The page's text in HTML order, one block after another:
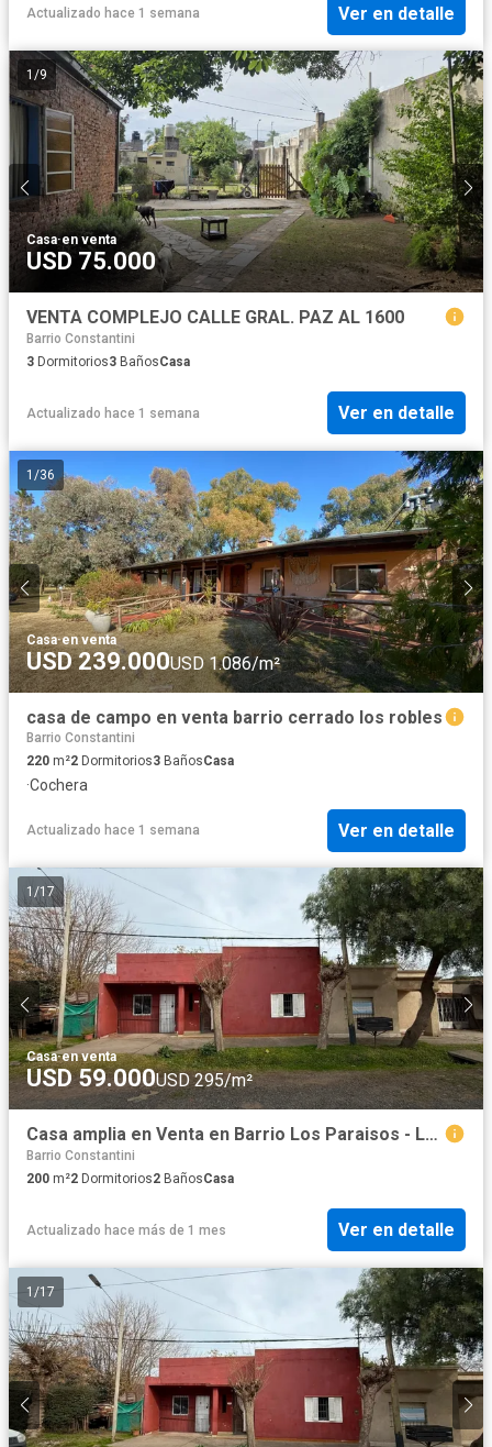
Actualizado hace 1 semana Ver en detalle
1 /9
Casa·en venta
USD 75.000
VENTA COMPLEJO CALLE GRAL. PAZ AL 1600
Barrio Constantini
3 Dormitorios3 BañosCasa
Actualizado hace 1 semana Ver en detalle
1 /36
Casa·en venta
USD 239.000USD 1.086/m²
casa de campo en venta barrio cerrado los robles
Barrio Constantini
220 m²2 Dormitorios3 BañosCasa
·Cochera
Actualizado hace 1 semana Ver en detalle
1/17
Casa·en venta
USD 59.000USD 295/m²
Casa amplia en Venta en Barrio Los Paraisos - Lujan
Barrio Constantini
200 m²2 Dormitorios2 BañosCasa
Actualizado hace más de 1 mes Ver en detalle
1 /17